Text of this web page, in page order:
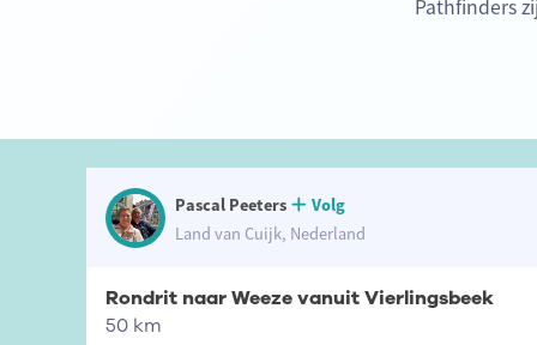
Pathfinders
Pascal Peeters
Volg
Land van Cuijk, Nederland
Rondrit naar Weeze vanuit Vierlingsbeek
50 km